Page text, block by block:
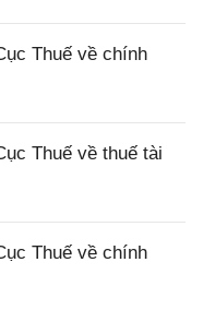
Thuế về chính
Thuế về thuế tài
Thuế về chính